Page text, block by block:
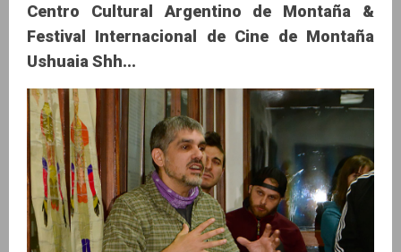
Centro Cultural Argentino de Montaña &
Festival Internacional de Cine de Montaña
Ushuaia Shh...